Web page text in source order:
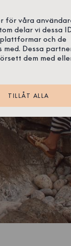
för våra
delar vi dessa
och de
Dessa
dem med
TILLÅT ALLA